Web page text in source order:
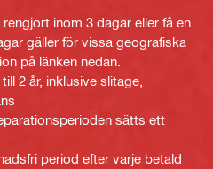
inom 3 dagar eller få en
gäller för vissa geografiska
på länken nedan.
2 år, inklusive slitage,
sätts ett
period efter varje betald